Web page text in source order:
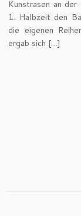
Kunstrasen an
1. Halbzeit den
die eigenen
ergab sich […]